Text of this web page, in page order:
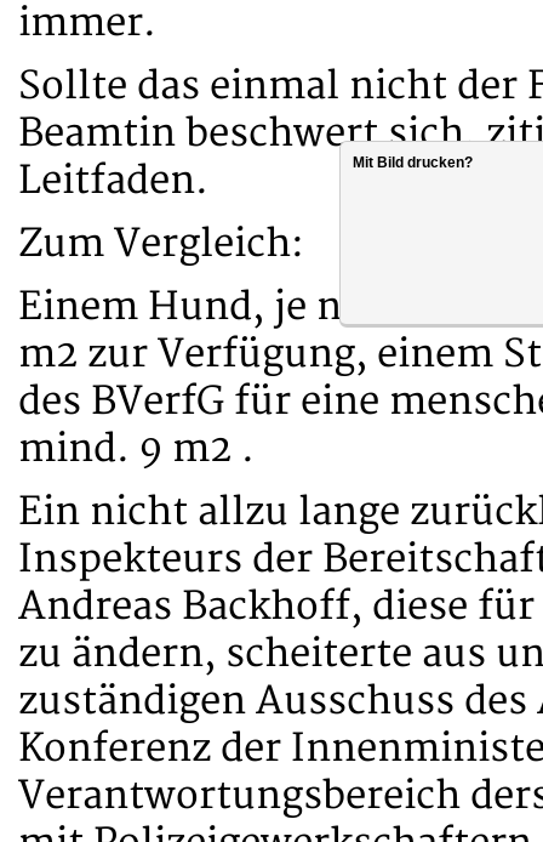
immer.
Sollte das einmal nicht der
Beamtin beschwert sich,
Leitfaden.
Zum Vergleich:
Einem Hund, je nach
m2 zur Verfügung, einem
des BVerfG für eine
mind. 9 m2 .
Ein nicht allzu lange
Inspekteurs der
Andreas Backhoff, diese
zu ändern, scheiterte aus
zuständigen Ausschuss
Konferenz der
Verantwortungsbereich
Mit Bild drucken?